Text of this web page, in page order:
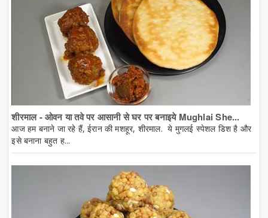
शीरमाल - ओवन या तवे पर आसानी से घर पर बनाइये Mughlai She...
आज हम बनाने जा रहे हैं, ईरान की मशहूर, शीरमाल. ये मुगलई स्पेशल डिश है और
इसे बनाना बहुत ह...